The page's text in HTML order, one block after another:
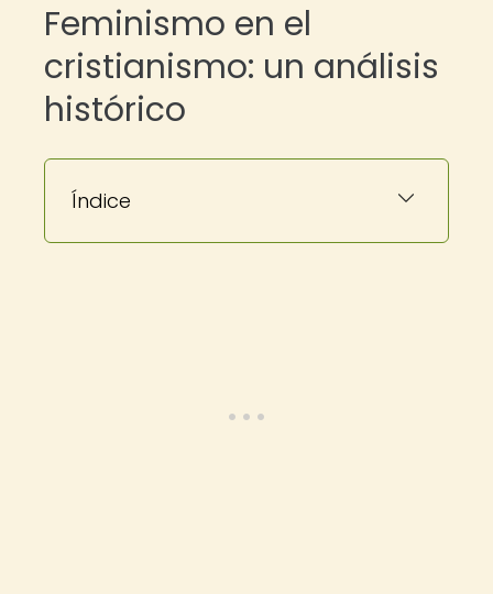
Feminismo en el
cristianismo: un análisis
histórico
Índice